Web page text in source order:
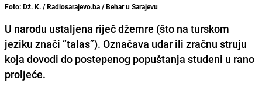
Foto: Dž. K. / Radiosarajevo.ba / Behar u Sarajevu
U narodu ustaljena riječ džemre (što na turskom
jeziku znači “talas”). Označava udar ili zračnu struju
koja dovodi do postepenog popuštanja studeni u rano
proljeće.